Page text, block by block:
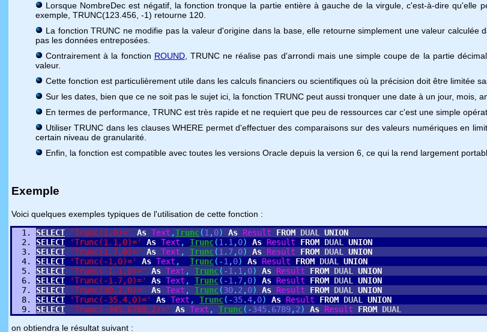
Lorsque NombreDec est négatif, la fonction tronque la partie entière à gauche de la virgule, c'est-à-dire qu'elle
exemple, TRUNC(123.456, -1) retourne 120.
La fonction TRUNC ne modifie pas la valeur d'origine dans la base, elle retourne simplement une valeur
pas les données entreposées.
Contrairement à la fonction ROUND, TRUNC ne réalise pas d'arrondi mais une simple coupe de la partie
valeur.
Cette fonction est particulièrement utile dans les calculs financiers ou scientifiques où la précision doit être limitée
Sur les dates, bien que ce ne soit pas le sujet ici, la fonction TRUNC peut aussi tronquer une date à un jour, mois,
En termes de performance, TRUNC est très rapide et ne requiert que peu de ressources car c'est une simple
Utiliser TRUNC dans les clauses WHERE permet d'effectuer des comparaisons sur des valeurs numériques en
certain niveau de granularité.
Enfin, la fonction est compatible avec toutes les versions Oracle depuis la version 6, ce qui la rend largement
Exemple
Voici quelques exemples typiques de l'utilisation de cette fonction :
SELECT
'Trunc(1,0)=' As Text ,Trunc(1 ,0) As Result FROM DUAL
UNION
SELECT
'Trunc(1.1,0)=' As Text , Trunc(1 . 1 ,0) As Result FROM DUAL
UNION
SELECT
'Trunc(1.7,0)=' As Text , Trunc(1 . 7,0) As Result FROM DUAL
UNION
SELECT
'Trunc(-1,0)=' As Text , Trunc( -1 ,0) As Result FROM DUAL
UNION
SELECT
'Trunc(-1.1,0)=' As Text , Trunc( -1 . 1 ,0) As Result FROM DUAL
UNION
SELECT
'Trunc(-1.7,0)=' As Text , Trunc( -1 . 7,0) As Result FROM DUAL
UNION
SELECT
'Trunc(30.2,0)=' As Text , Trunc(30. 2 ,0) As Result FROM DUAL
UNION
SELECT
'Trunc(-35.4,0)=' As Text , Trunc( -35.4,0) As Result FROM DUAL
UNION
SELECT
'Trunc(-345.6789,2)=' As Text , Trunc( -345. 6789,2) As Result FROM DUAL
on obtiendra le résultat suivant :